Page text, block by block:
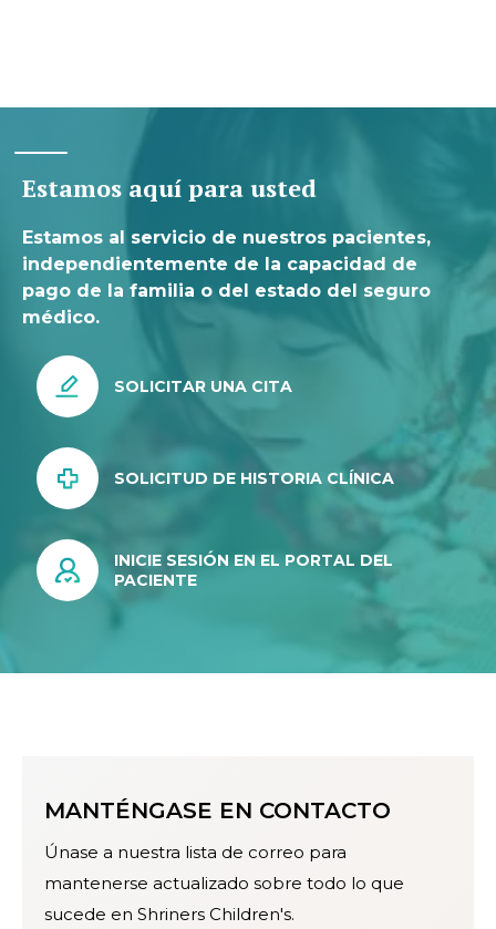
Estamos aquí para usted
Estamos al servicio de nuestros pacientes,
independientemente de la capacidad de
pago de la familia o del estado del seguro
médico.
SOLICITAR UNA CITA
SOLICITUD DE HISTORIA CLÍNICA
INICIE SESIÓN EN EL PORTAL DEL
PACIENTE
MANTÉNGASE EN CONTACTO
Únase a nuestra lista de correo para
mantenerse actualizado sobre todo lo que
sucede en Shriners Children's.